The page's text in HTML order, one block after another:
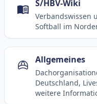
S/HBV-Wiki
Verbandswissen
Softball im
Allgemeines
Deutschland,
weitere